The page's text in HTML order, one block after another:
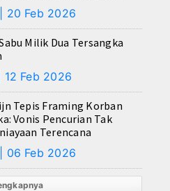
20 Feb 2026
Milik Dua Tersangka
12 Feb 2026
Tepis Framing Korban
Vonis Pencurian Tak
Terencana
06 Feb 2026